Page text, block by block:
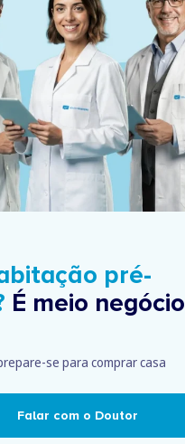
pré-
É meio negócio
se para comprar casa
Falar com o Doutor